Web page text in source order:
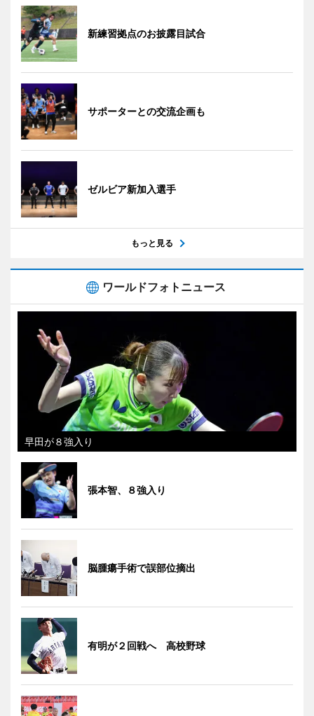
新練習拠点のお披露目試合
サポーターとの交流企画も
ゼルビア新加入選手
もっと見る
ワールドフォトニュース
早田が８強入り
張本智、８強入り
脳腫瘍手術で誤部位摘出
有明が２回戦へ 高校野球